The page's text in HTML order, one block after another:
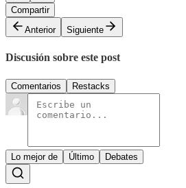
Compartir
Anterior
Siguiente
Discusión sobre este post
Comentarios Restacks
Lo mejor de Último Debates